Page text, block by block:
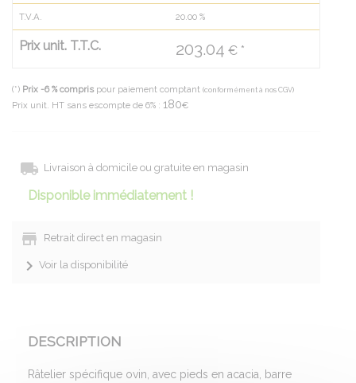
T.V.A. 20.00 %
Prix unit. T.T.C. 203.04 € *
(*) Prix -6 % compris pour paiement comptant (conformément à nos CGV)
Prix unit. HT sans escompte de 6% : 180€
Livraison à domicile ou gratuite en magasin
Disponible immédiatement !
Retrait direct en magasin
Voir la disponibilité
DESCRIPTION
Râtelier spécifique ovin, avec pieds en acacia, barre